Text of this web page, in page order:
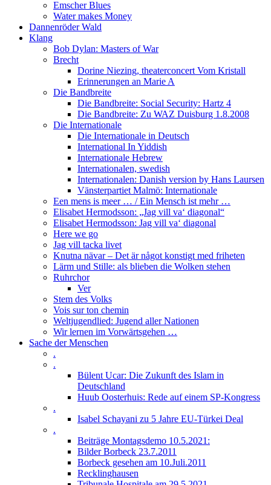
Emscher Blues
Water makes Money
Dannenröder Wald
Klang
Bob Dylan: Masters of War
Brecht
Dorine Niezing, theaterconcert Vom Kristall
Erinnerungen an Marie A
Die Bandbreite
Die Bandbreite: Social Security: Hartz 4
Die Bandbreite: Zu WAZ Duisburg 1.8.2008
Die Internationale
Die Internationale in Deutsch
International In Yiddish
Internationale Hebrew
Internationalen, swedish
Internationalen: Danish version by Hans Laursen
Vänsterpartiet Malmö: Internationale
Een mens is meer … / Ein Mensch ist mehr …
Elisabet Hermodsson: „Jag vill va‘ diagonal“
Elisabet Hermodsson: Jag vill va‘ diagonal
Here we go
Jag vill tacka livet
Knutna nävar – Det är något konstigt med friheten
Lärm und Stille: als blieben die Wolken stehen
Ruhrchor
Ver
Stem des Volks
Vois sur ton chemin
Weltjugendlied: Jugend aller Nationen
Wir lernen im Vorwärtsgehen …
Sache der Menschen
.
.
Bülent Ucar: Die Zukunft des Islam in
Deutschland
Huub Oosterhuis: Rede auf einem SP-Kongress
.
Isabel Schayani zu 5 Jahre EU-Türkei Deal
.
Beiträge Montagsdemo 10.5.2021:
Bilder Borbeck 23.7.2011
Borbeck gesehen am 10.Juli.2011
Recklinghausen